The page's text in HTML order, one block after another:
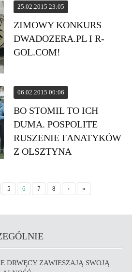
25.02.2015 23:05
ZIMOWY KONKURS
DWADOZERA.PL I R-
GOL.COM!
06.02.2015 00:06
BO STOMIL TO ICH
DUMA. POSPOLITE
RUSZENIE FANATYKÓW
Z OLSZTYNA
5 6 7 8 › »
DRWĘCY ZAWIESZAJĄ SWOJĄ